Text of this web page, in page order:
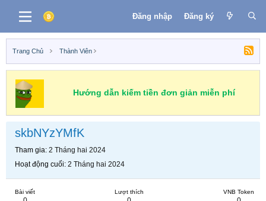
Đăng nhập Đăng ký
Trang Chủ Thành Viên
Hướng dẫn kiếm tiền đơn giản miễn phí
skbNYzYMfK
Tham gia 2 Tháng hai 2024
Hoạt động cuối 2 Tháng hai 2024
Bài viết Lượt thích VNB Token